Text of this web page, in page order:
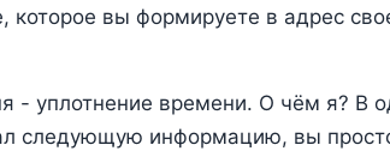
которое вы формируете в адрес
- уплотнение времени. О чём я? В
следующую информацию, вы